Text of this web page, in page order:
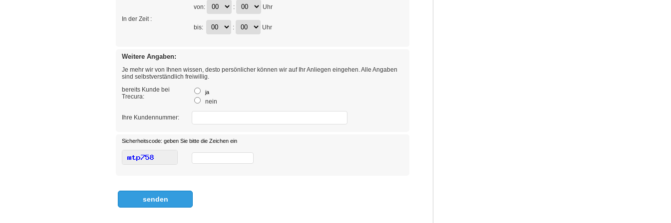
In der Zeit :
von: : Uhr
bis: : Uhr
Weitere Angaben:
Je mehr wir von Ihnen wissen, desto persönlicher können wir auf Ihr Anliegen eingehen. Alle Angaben
sind selbstverständlich freiwillig.
bereits Kunde bei
Trecura:
ja
nein
Ihre Kundennummer:
Sicherheitscode: geben Sie bitte die Zeichen ein